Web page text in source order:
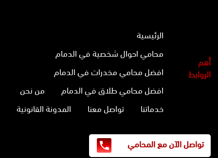
أهم
الروابط
الرئيسية
محامي احوال شخصية في الدمام
افضل محامي مخدرات في الدمام
افضل محامي طلاق في الدمام
من نحن
خدماتنا
تواصل معنا المدونة القانونية
تواصل الآن مع المحامي